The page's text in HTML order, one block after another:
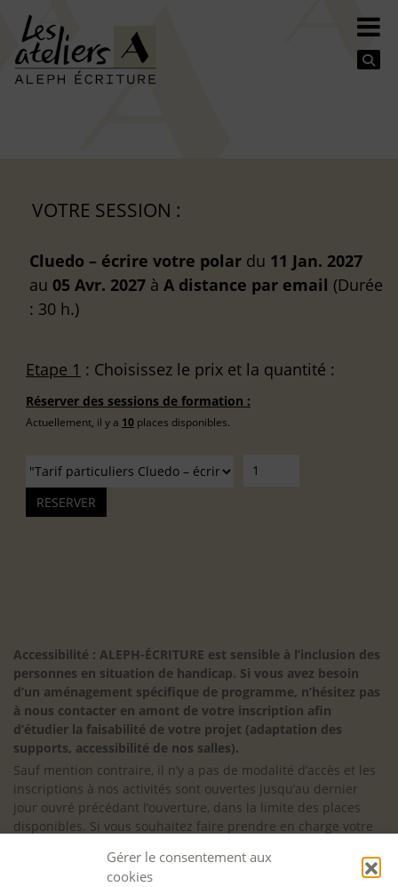
Gérer le consentement aux
cookies
VOTRE SESSION :
Cluedo – écrire votre polar du 11 Jan. 2027
au 05 Avr. 2027 à A distance par email (Durée
: 30 h.)
Etape 1 : Choisissez le prix et la quantité :
Réserver des sessions de formation :
Actuellement, il y a 10 places disponibles.
Accessibilité : ALEPH-ÉCRITURE est sensible à l’inclusion des
personnes en situation de handicap. Si vous avez besoin
d’un aménagement spécifique de programme, n’hésitez pas
à nous contacter en amont de votre inscription afin
d’étudier la faisabilité de votre projet (adaptation des
supports, accessibilité de nos salles).
Sauf mention contraire, il n’y a pas de modalité d’accès et les
inscriptions à nos activités sont ouvertes jusqu’au dernier
jour ouvré précédant l’ouverture, dans la limite des places
disponibles. Si vous souhaitez faire prendre en charge votre
est à effectuer au plus tard un mois avant le début de la